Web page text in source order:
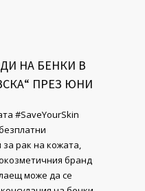
НА БЕНКИ В
ПРЕЗ ЮНИ
#SaveYourSkin
рак на кожата,
бранд
може да се